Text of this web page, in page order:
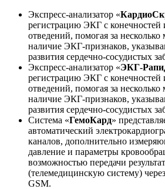
Экспресс-анализатор «
регистрацию ЭКГ с конечностей
отведений, помогая за
наличие ЭКГ-признаков,
развития сердечно-сосудистых
Экспресс-анализатор «ЭКГ-
регистрацию ЭКГ с конечностей
отведений, помогая за
наличие ЭКГ-признаков,
развития сердечно-сосудистых
Система «ГемоКард»
автоматический
каналов, дополнительно
давление и параметры
возможностью передачи
(телемедицинскую систему)
GSM.